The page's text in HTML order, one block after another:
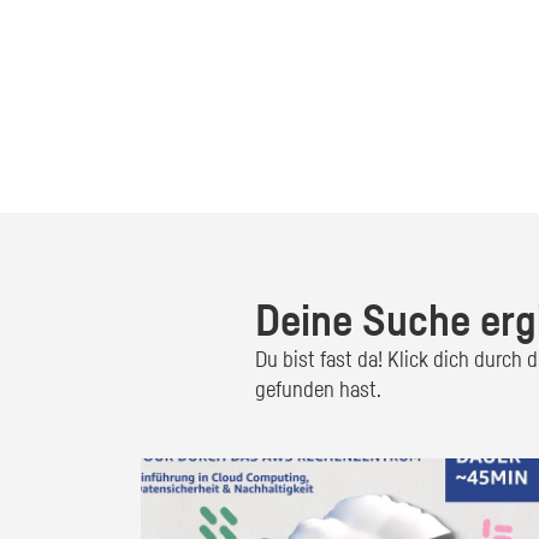
Deine Suche
Du bist fast da! Klick dich durch
gefunden hast.